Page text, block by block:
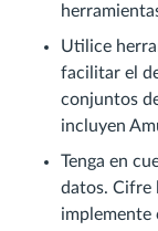
Utilice
facilitar el
conjuntos
incluyen
Tenga en
datos. Cifre
implemente